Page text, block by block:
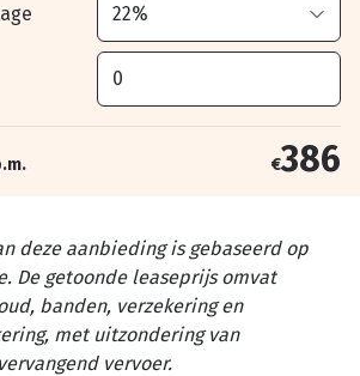
€386
deze aanbieding is gebaseerd op
De getoonde leaseprijs omvat
banden, verzekering en
met uitzondering van
vervoer.